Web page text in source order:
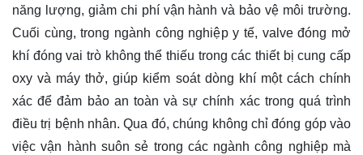
năng lượng, giảm chi phí vận hành và bảo vệ môi trường.
Cuối cùng, trong ngành công nghiệp y tế, valve đóng mở
khí đóng vai trò không thể thiếu trong các thiết bị cung cấp
oxy và máy thở, giúp kiểm soát dòng khí một cách chính
xác để đảm bảo an toàn và sự chính xác trong quá trình
điều trị bệnh nhân. Qua đó, chúng không chỉ đóng góp vào
việc vận hành suôn sẻ trong các ngành công nghiệp mà